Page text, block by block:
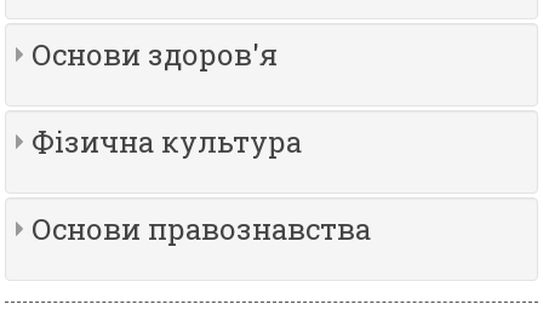
Основи здоров'я
Фізична культура
Основи правознавства